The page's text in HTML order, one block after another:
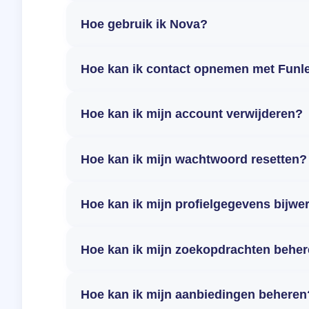
Hoe gebruik ik Nova?
Hoe kan ik contact opnemen met
Hoe kan ik mijn account verwijderen?
Hoe kan ik mijn wachtwoord resetten?
Hoe kan ik mijn profielgegevens
Hoe kan ik mijn zoekopdrachten
Hoe kan ik mijn aanbiedingen